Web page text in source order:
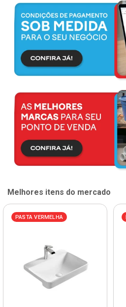
Melhores itens do mercado
PASTA VERMELHA